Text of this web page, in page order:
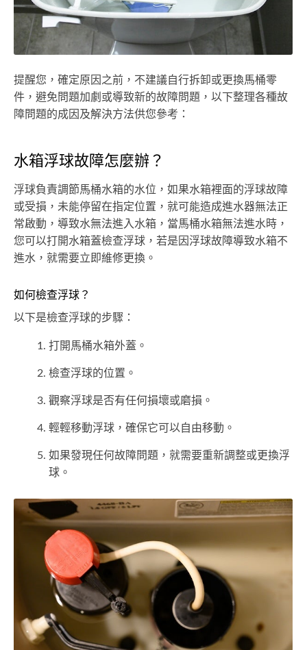
提醒您，確定原因之前，不建議自行拆卸或更換馬桶零
件，避免問題加劇或導致新的故障問題，以下整理各種故
障問題的成因及解決方法供您參考：
水箱浮球故障怎麼辦？
浮球負責調節馬桶水箱的水位，如果水箱裡面的浮球故障
或受損，未能停留在指定位置，就可能造成進水器無法正
常啟動，導致水無法進入水箱，當馬桶水箱無法進水時，
您可以打開水箱蓋檢查浮球，若是因浮球故障導致水箱不
進水，就需要立即維修更換。
如何檢查浮球？
以下是檢查浮球的步驟：
打開馬桶水箱外蓋。
檢查浮球的位置。
觀察浮球是否有任何損壞或磨損。
輕輕移動浮球，確保它可以自由移動。
如果發現任何故障問題，就需要重新調整或更換浮
球。